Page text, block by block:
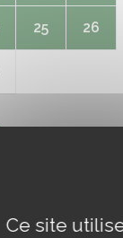
25 26
Ce site